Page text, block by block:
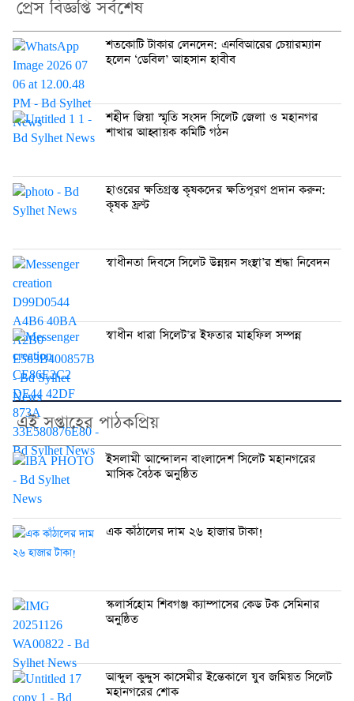
প্রেস বিজ্ঞপ্তি সর্বশেষ
শতকোটি টাকার লেনদেন: এনবিআরের চেয়ারম্যান
হলেন ‘ডেবিল’ আহসান হাবীব
শহীদ জিয়া স্মৃতি সংসদ সিলেট জেলা ও মহানগর
শাখার আহ্বায়ক কমিটি গঠন
হাওরের ক্ষতিগ্রস্ত কৃষকদের ক্ষতিপূরণ প্রদান করুন:
কৃষক ফ্রণ্ট
স্বাধীনতা দিবসে সিলেট উন্নয়ন সংস্থা’র শ্রদ্ধা নিবেদন
স্বাধীন ধারা সিলেট’র ইফতার মাহফিল সম্পন্ন
এই সপ্তাহের পাঠকপ্রিয়
ইসলামী আন্দোলন বাংলাদেশ সিলেট মহানগরের
মাসিক বৈঠক অনুষ্ঠিত
এক কাঁঠালের দাম ২৬ হাজার টাকা!
স্কলার্সহোম শিবগঞ্জ ক্যাম্পাসের কেড টক সেমিনার
অনুষ্ঠিত
আব্দুল কুদ্দুস কাসেমীর ইন্তেকালে যুব জমিয়ত সিলেট
মহানগরের শোক